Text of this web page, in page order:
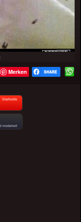
Merken
Startseite
moderiert